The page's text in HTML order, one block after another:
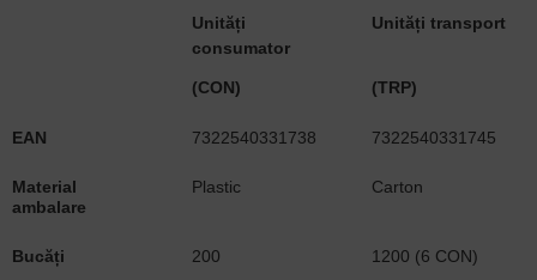
Unități
consumator
Unități transport
(CON) (TRP)
EAN 7322540331738 7322540331745
Material
ambalare
Plastic Carton
Bucăți 200 1200 (6 CON)